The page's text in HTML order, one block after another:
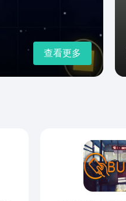
查看更多